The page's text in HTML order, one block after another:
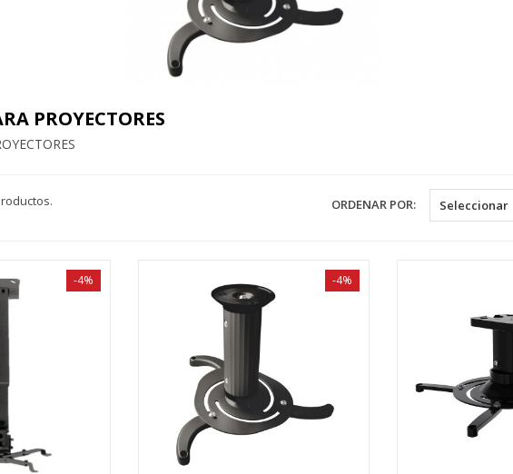
PROYECTORES
ORDENAR POR: Seleccionar
-4% -4%